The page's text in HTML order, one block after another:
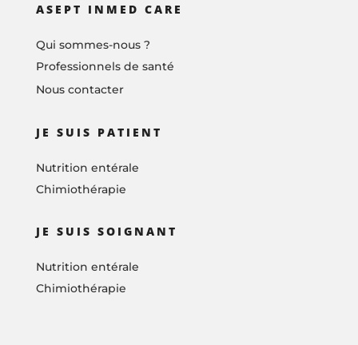
ASEPT INMED CARE
Qui sommes-nous ?
Professionnels de santé
Nous contacter
JE SUIS PATIENT
Nutrition entérale
Chimiothérapie
JE SUIS SOIGNANT
Nutrition entérale
Chimiothérapie